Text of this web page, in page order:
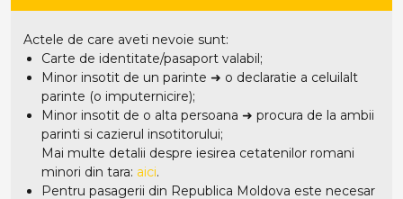
Actele de care aveti nevoie sunt:
Carte de identitate/pasaport valabil;
Minor insotit de un parinte ➜ o declaratie a celuilalt
parinte (o imputernicire);
Minor insotit de o alta persoana ➜ procura de la ambii
parinti si cazierul insotitorului;
Mai multe detalii despre iesirea cetatenilor romani
minori din tara: aici.
Pentru pasagerii din Republica Moldova este necesar